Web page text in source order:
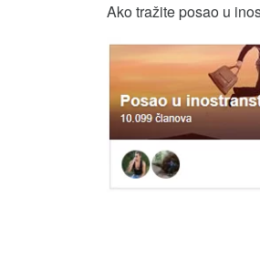
Ako tražite posao u